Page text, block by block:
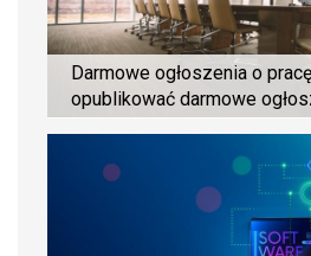
Darmowe ogłoszenia o
opublikować darmowe